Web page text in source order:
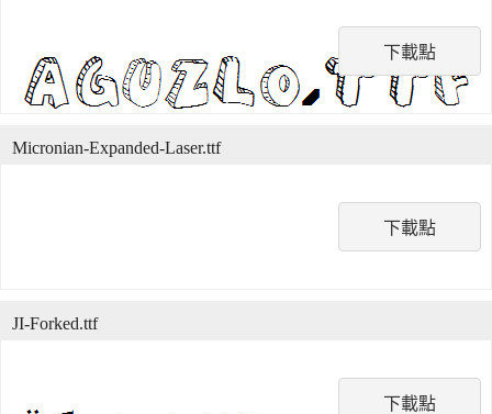
下載點
下載點
Micronian-Expanded-Laser.ttf
下載點
JI-Forked.ttf